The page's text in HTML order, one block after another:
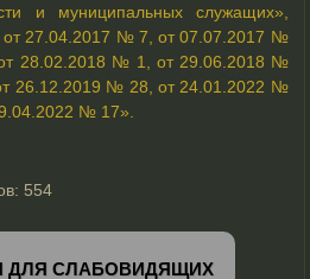
и муниципальных служащих»,
от 27.04.2017 № 7, от 07.07.2017 №
28.02.2018 № 1, от 29.06.2018 №
26.12.2019 № 28, от 24.01.2022 №
№ 17».
554
ДЛЯ СЛАБОВИДЯЩИХ